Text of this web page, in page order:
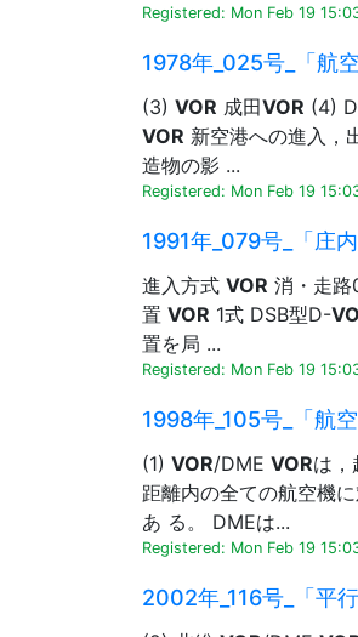
Registered: Mon Feb 19
1978年_025号_「航
(3) VOR 成田VOR (4)
VOR 新空港への進入，
造物の影 ...
Registered: Mon Feb 19
1991年_079号_「庄
進入方式 VOR 消・走路
置 VOR 1式 DSB型D-
置を局 ...
Registered: Mon Feb 19
1998年_105号_「航
(1) VOR/DME VORは，
距離内の全ての航空機に
あ る。 DMEは...
Registered: Mon Feb 19
2002年_116号_「平